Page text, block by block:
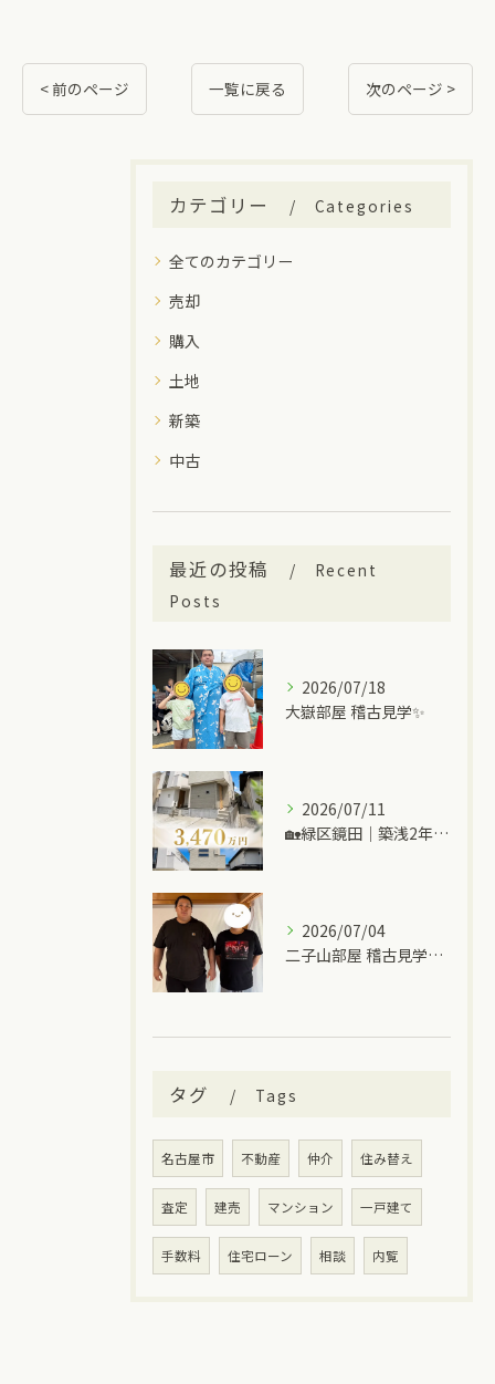
< 前のページ 一覧に戻る 次のページ >
カテゴリー Categories
全てのカテゴリー
売却
購入
土地
新築
中古
最近の投稿
Recent
Posts
2026/07/18
大嶽部屋 稽古見学✨
2026/07/11
🏡緑区鏡田｜築浅2年の中古一戸建て
2026/07/04
二子山部屋 稽古見学＆ちゃんこ🍲
タグ Tags
名古屋市 不動産 仲介 住み替え
査定 建売 マンション 一戸建て
手数料 住宅ローン 相談 内覧